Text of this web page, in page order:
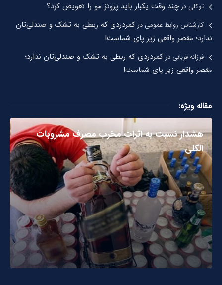
توکلیدرچند وقت یکبار باید پروتز مو را تعویض کرد؟
کارشناس روابط عمومیدر کمردردی که ربطی به تشک و صندلی‌تان
ندارد؛ مقصر واقعی زیر پای شماست!
فرزانه قربانیدر کمردردی که ربطی به تشک و صندلی‌تان ندارد؛
مقصر واقعی زیر پای شماست!
مقاله ویژه:
هشدار نسبت به اثرات مخرب مصرف مشروبات
الکلی